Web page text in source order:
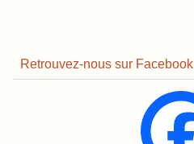
Retrouvez-nous sur Facebook